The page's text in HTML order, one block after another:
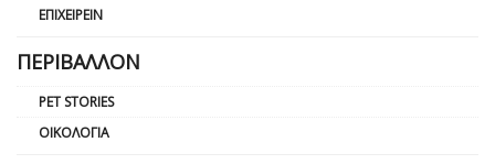
ΕΠΙΧΕΙΡΕΊΝ
ΠΕΡΙΒΆΛΛΟΝ
PET STORIES
ΟΙΚΟΛΟΓΊΑ